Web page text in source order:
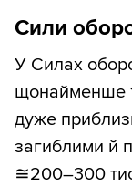
Сили
У Силах
щонайменше
дуже
загиблими й
≅200–300